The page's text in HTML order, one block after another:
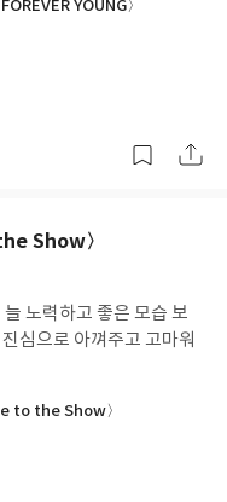
식스. 온 세상이 그들을 알
럽다. 고맙고 사랑해 내
YOUNG〉
Show〉
노력하고 좋은 모습 보
심으로 아껴주고 고마워
to the Show〉